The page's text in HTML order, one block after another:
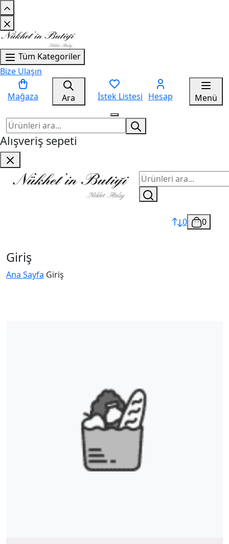
Tüm Kategoriler
Bize Ulaşın
Mağaza Ara İstek Listesi Hesap Menü
Alışveriş sepeti
0 0
Giriş
Ana Sayfa Giriş